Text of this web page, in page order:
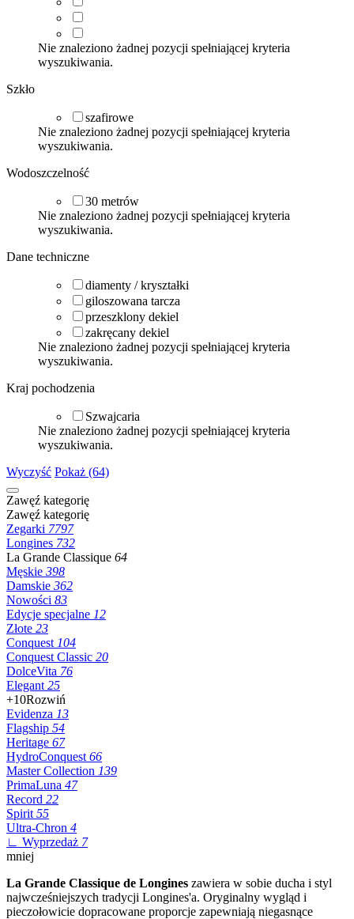
Nie znaleziono żadnej pozycji spełniającej kryteria
wyszukiwania.
Szkło
szafirowe
Nie znaleziono żadnej pozycji spełniającej kryteria
wyszukiwania.
Wodoszczelność
30 metrów
Nie znaleziono żadnej pozycji spełniającej kryteria
wyszukiwania.
Dane techniczne
diamenty / kryształki
giloszowana tarcza
przeszklony dekiel
zakręcany dekiel
Nie znaleziono żadnej pozycji spełniającej kryteria
wyszukiwania.
Kraj pochodzenia
Szwajcaria
Nie znaleziono żadnej pozycji spełniającej kryteria
wyszukiwania.
Wyczyść Pokaż (64)
Zawęź kategorię
Zawęź kategorię
Zegarki 7797
Longines 732
La Grande Classique 64
Męskie 398
Damskie 362
Nowości 83
Edycje specjalne 12
Złote 23
Conquest 104
Conquest Classic 20
DolceVita 76
Elegant 25
+10Rozwiń
Evidenza 13
Flagship 54
Heritage 67
HydroConquest 66
Master Collection 139
PrimaLuna 47
Record 22
Spirit 55
Ultra-Chron 4
∟ Wyprzedaż 7
mniej
La Grande Classique de Longines zawiera w sobie ducha i styl
najwcześniejszych tradycji Longines'a. Oryginalny wygląd i
pieczołowicie dopracowane proporcje zapewniają niegasnące